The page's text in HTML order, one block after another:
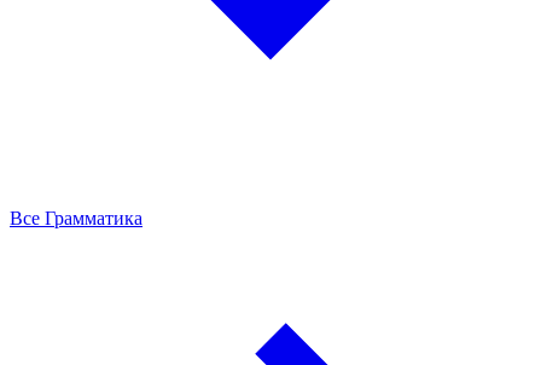
Все Грамматика